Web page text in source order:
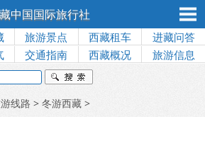
中国国际旅行社
旅游景点 西藏租车
进藏问答
交通指南 西藏概况 旅游信息
线路 > 冬游西藏 >